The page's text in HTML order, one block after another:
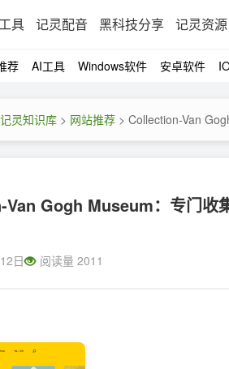
具 记灵配音 黑科技分享 记灵资源
荐 AI工具 Windows软件 安卓软件
记灵知识库 > 网站推荐 > Collection-Van
Gogh Museum：专门收
日 阅读量 2011